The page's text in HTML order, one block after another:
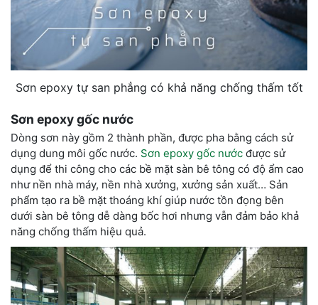
Sơn epoxy tự san phẳng có khả năng chống thấm tốt
Sơn epoxy gốc nước
Dòng sơn này gồm 2 thành phần, được pha bằng cách sử
dụng dung môi gốc nước. Sơn epoxy gốc nước được sử
dụng để thi công cho các bề mặt sàn bê tông có độ ẩm cao
như nền nhà máy, nền nhà xưởng, xưởng sản xuất… Sản
phẩm tạo ra bề mặt thoáng khí giúp nước tồn đọng bên
dưới sàn bê tông dễ dàng bốc hơi nhưng vẫn đảm bảo khả
năng chống thấm hiệu quả.